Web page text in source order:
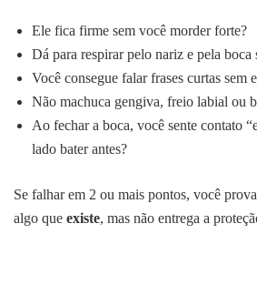
Ele fica firme sem você morder forte?
Dá para respirar pelo nariz e pela boca
Você consegue falar frases curtas sem
Não machuca gengiva, freio labial ou
Ao fechar a boca, você sente contato
lado bater antes?
Se falhar em 2 ou mais pontos, você
algo que existe, mas não entrega a